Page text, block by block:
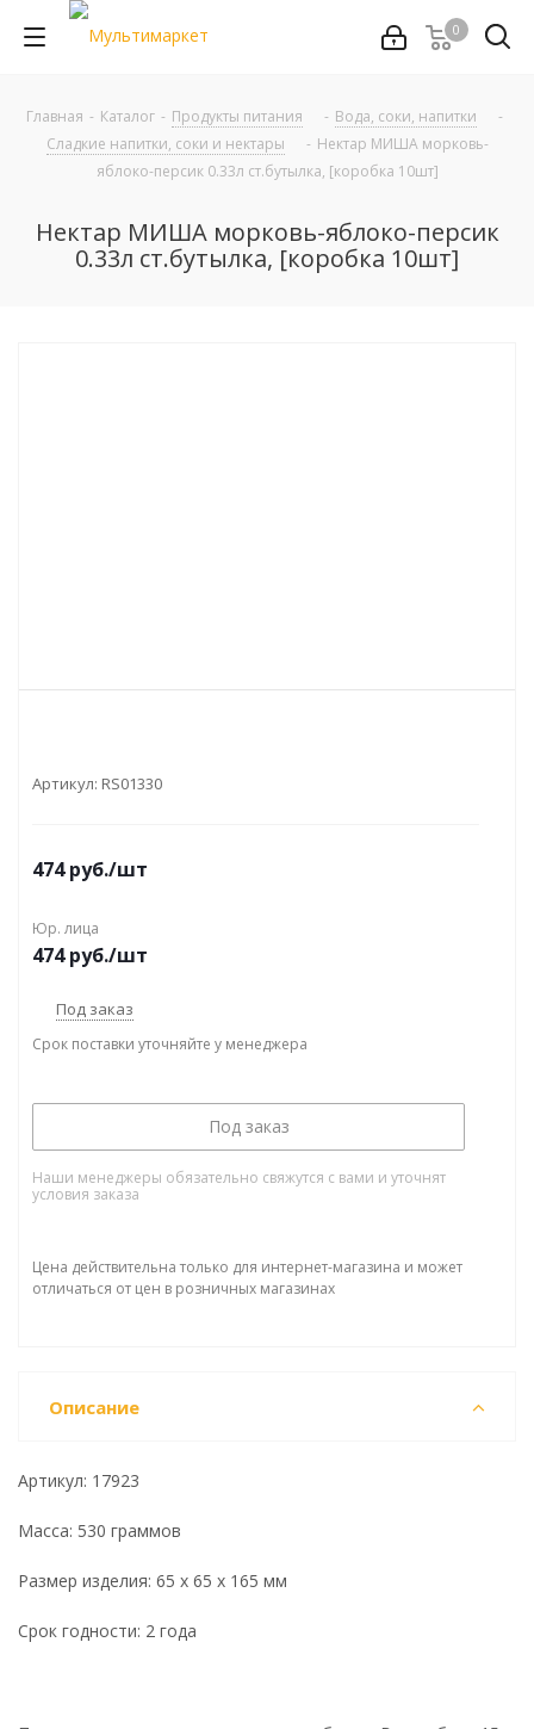
0
Главная - Каталог - Продукты питания - Вода, соки, напитки
-
Сладкие напитки, соки и нектары
- Нектар МИША морковь-
яблоко-персик 0.33л ст.бутылка, [коробка 10шт]
Нектар МИША морковь-яблоко-персик
0.33л ст.бутылка, [коробка 10шт]
Артикул: RS01330
474руб./шт
Юр. лица
474руб./шт
Под заказ
Срок поставки уточняйте у менеджера
Под заказ
Наши менеджеры обязательно свяжутся с вами и уточнят
условия заказа
Цена действительна только для интернет-магазина и может
отличаться от цен в розничных магазинах
Описание
Артикул: 17923
Масса: 530 граммов
Размер изделия: 65 x 65 x 165 мм
Срок годности: 2 года